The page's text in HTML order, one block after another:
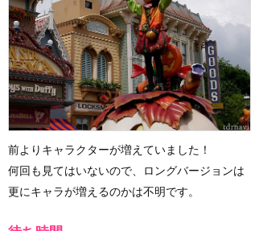
前よりキャラクターが増えていました！
何回も見てはいないので、ロングバージョンは
更にキャラが増えるのかは不明です。